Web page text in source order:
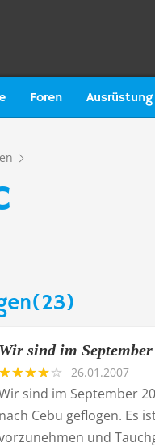
Foren Ausrüstung
Wir sind im
26.01.2007
sind im September
nach Cebu geflogen. Es
und